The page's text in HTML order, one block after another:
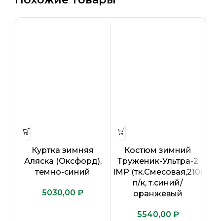
Куртка зимняя
Аляска (Оксфорд),
темно-синий
₽
Костюм зимний
Труженик-Ультра-2
IMP (тк.Смесовая,210)
п/к, т.синий/
оранжевый
₽